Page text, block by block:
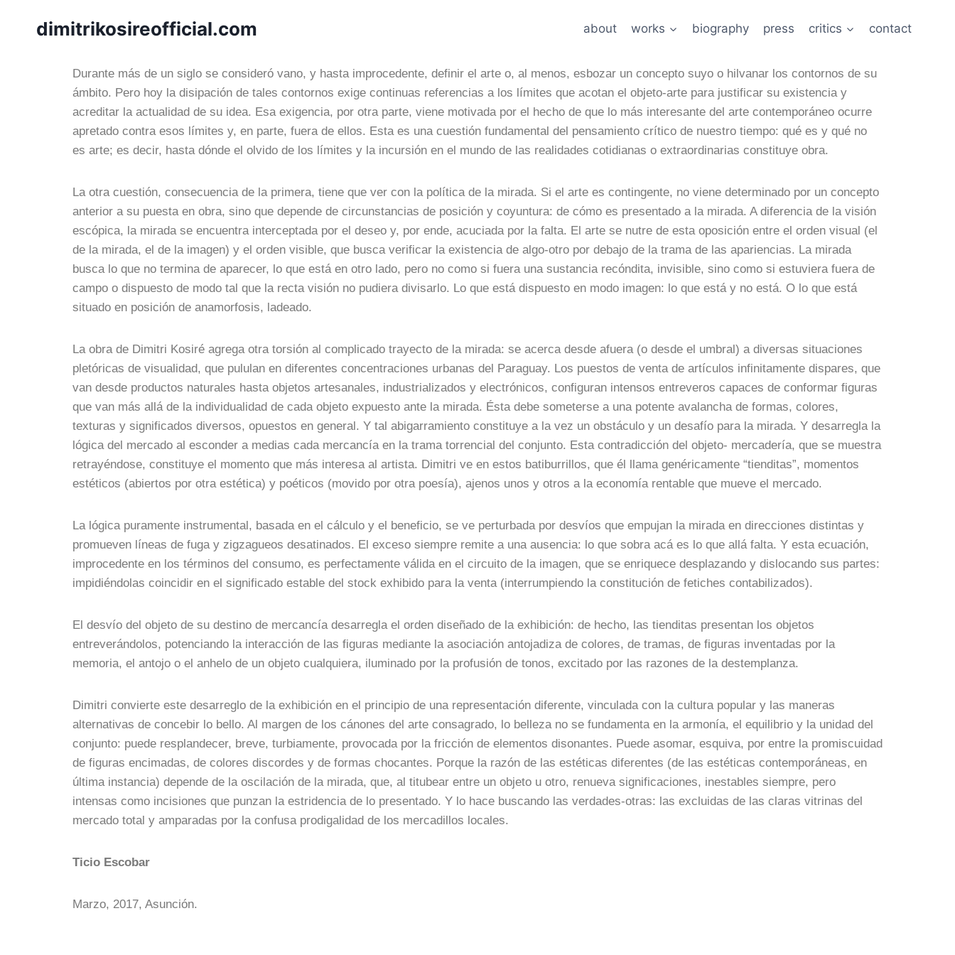
dimitrikosireofficial.com about works biography press critics contact
Durante más de un siglo se consideró vano, y hasta improcedente, definir el arte o, al menos, esbozar un concepto suyo o hilvanar los contornos de su
ámbito. Pero hoy la disipación de tales contornos exige continuas referencias a los límites que acotan el objeto-arte para justificar su existencia y
acreditar la actualidad de su idea. Esa exigencia, por otra parte, viene motivada por el hecho de que lo más interesante del arte contemporáneo ocurre
apretado contra esos límites y, en parte, fuera de ellos. Esta es una cuestión fundamental del pensamiento crítico de nuestro tiempo: qué es y qué no
es arte; es decir, hasta dónde el olvido de los límites y la incursión en el mundo de las realidades cotidianas o extraordinarias constituye obra.
La otra cuestión, consecuencia de la primera, tiene que ver con la política de la mirada. Si el arte es contingente, no viene determinado por un concepto
anterior a su puesta en obra, sino que depende de circunstancias de posición y coyuntura: de cómo es presentado a la mirada. A diferencia de la visión
escópica, la mirada se encuentra interceptada por el deseo y, por ende, acuciada por la falta. El arte se nutre de esta oposición entre el orden visual (el
de la mirada, el de la imagen) y el orden visible, que busca verificar la existencia de algo-otro por debajo de la trama de las apariencias. La mirada
busca lo que no termina de aparecer, lo que está en otro lado, pero no como si fuera una sustancia recóndita, invisible, sino como si estuviera fuera de
campo o dispuesto de modo tal que la recta visión no pudiera divisarlo. Lo que está dispuesto en modo imagen: lo que está y no está. O lo que está
situado en posición de anamorfosis, ladeado.
La obra de Dimitri Kosiré agrega otra torsión al complicado trayecto de la mirada: se acerca desde afuera (o desde el umbral) a diversas situaciones
pletóricas de visualidad, que pululan en diferentes concentraciones urbanas del Paraguay. Los puestos de venta de artículos infinitamente dispares, que
van desde productos naturales hasta objetos artesanales, industrializados y electrónicos, configuran intensos entreveros capaces de conformar figuras
que van más allá de la individualidad de cada objeto expuesto ante la mirada. Ésta debe someterse a una potente avalancha de formas, colores,
texturas y significados diversos, opuestos en general. Y tal abigarramiento constituye a la vez un obstáculo y un desafío para la mirada. Y desarregla la
lógica del mercado al esconder a medias cada mercancía en la trama torrencial del conjunto. Esta contradicción del objeto- mercadería, que se muestra
retrayéndose, constituye el momento que más interesa al artista. Dimitri ve en estos batiburrillos, que él llama genéricamente “tienditas”, momentos
estéticos (abiertos por otra estética) y poéticos (movido por otra poesía), ajenos unos y otros a la economía rentable que mueve el mercado.
La lógica puramente instrumental, basada en el cálculo y el beneficio, se ve perturbada por desvíos que empujan la mirada en direcciones distintas y
promueven líneas de fuga y zigzagueos desatinados. El exceso siempre remite a una ausencia: lo que sobra acá es lo que allá falta. Y esta ecuación,
improcedente en los términos del consumo, es perfectamente válida en el circuito de la imagen, que se enriquece desplazando y dislocando sus partes:
impidiéndolas coincidir en el significado estable del stock exhibido para la venta (interrumpiendo la constitución de fetiches contabilizados).
El desvío del objeto de su destino de mercancía desarregla el orden diseñado de la exhibición: de hecho, las tienditas presentan los objetos
entreverándolos, potenciando la interacción de las figuras mediante la asociación antojadiza de colores, de tramas, de figuras inventadas por la
memoria, el antojo o el anhelo de un objeto cualquiera, iluminado por la profusión de tonos, excitado por las razones de la destemplanza.
Dimitri convierte este desarreglo de la exhibición en el principio de una representación diferente, vinculada con la cultura popular y las maneras
alternativas de concebir lo bello. Al margen de los cánones del arte consagrado, lo belleza no se fundamenta en la armonía, el equilibrio y la unidad del
conjunto: puede resplandecer, breve, turbiamente, provocada por la fricción de elementos disonantes. Puede asomar, esquiva, por entre la promiscuidad
de figuras encimadas, de colores discordes y de formas chocantes. Porque la razón de las estéticas diferentes (de las estéticas contemporáneas, en
última instancia) depende de la oscilación de la mirada, que, al titubear entre un objeto u otro, renueva significaciones, inestables siempre, pero
intensas como incisiones que punzan la estridencia de lo presentado. Y lo hace buscando las verdades-otras: las excluidas de las claras vitrinas del
mercado total y amparadas por la confusa prodigalidad de los mercadillos locales.
Ticio Escobar
Marzo, 2017, Asunción.